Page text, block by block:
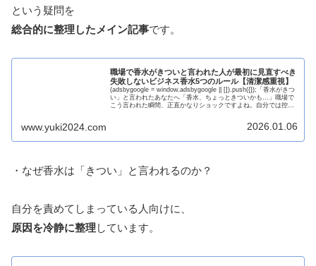
という疑問を
総合的に整理したメイン記事です。
職場で香水がきついと言われた人が最初に見直すべき
失敗しないビジネス香水5つのルール【清潔感重視】
(adsbygoogle = window.adsbygoogle || []).push({});「香水がきつ
い」と言われたあなたへ「香水、ちょっときついかも…」職場で
こう言われた瞬間、正直かなりショックですよね。自分では控え
www.yuki2024.com 2026.01.06
・なぜ香水は「きつい」と言われるのか？
自分を責めてしまっている人向けに、
原因を冷静に整理しています。